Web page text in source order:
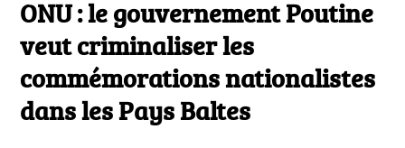
ONU
:
ONU : le gouvernement Poutine
veut criminaliser les
commémorations nationalistes
dans les Pays Baltes